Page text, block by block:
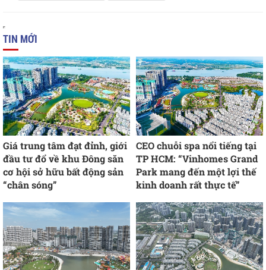
TIN MỚI
Giá trung tâm đạt đỉnh, giới
đầu tư đổ về khu Đông săn
cơ hội sở hữu bất động sản
“chân sóng”
CEO chuỗi spa nổi tiếng tại
TP HCM: “Vinhomes Grand
Park mang đến một lợi thế
kinh doanh rất thực tế”